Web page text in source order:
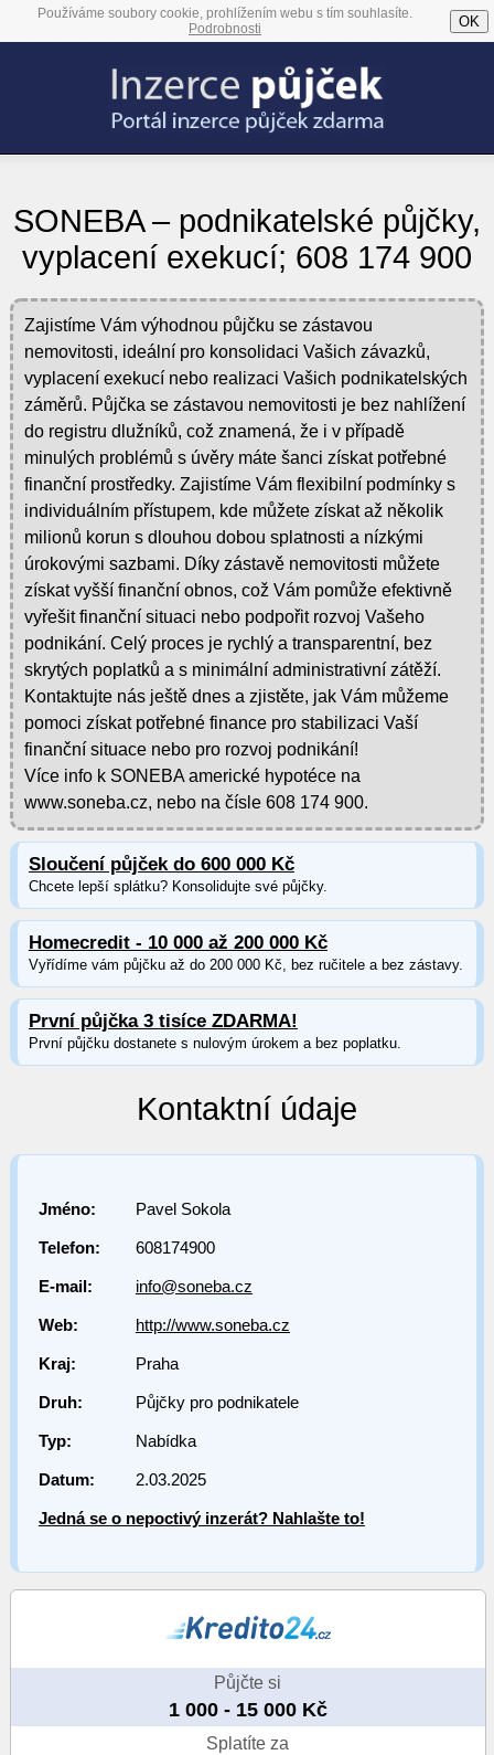
Používáme soubory cookie, prohlížením webu s tím souhlasíte.
Podrobnosti
OK
SONEBA – podnikatelské půjčky,
vyplacení exekucí; 608 174 900
Zajistíme Vám výhodnou půjčku se zástavou
nemovitosti, ideální pro konsolidaci Vašich závazků,
vyplacení exekucí nebo realizaci Vašich podnikatelských
záměrů. Půjčka se zástavou nemovitosti je bez nahlížení
do registru dlužníků, což znamená, že i v případě
minulých problémů s úvěry máte šanci získat potřebné
finanční prostředky. Zajistíme Vám flexibilní podmínky s
individuálním přístupem, kde můžete získat až několik
milionů korun s dlouhou dobou splatnosti a nízkými
úrokovými sazbami. Díky zástavě nemovitosti můžete
získat vyšší finanční obnos, což Vám pomůže efektivně
vyřešit finanční situaci nebo podpořit rozvoj Vašeho
podnikání. Celý proces je rychlý a transparentní, bez
skrytých poplatků a s minimální administrativní zátěží.
Kontaktujte nás ještě dnes a zjistěte, jak Vám můžeme
pomoci získat potřebné finance pro stabilizaci Vaší
finanční situace nebo pro rozvoj podnikání!
Více info k SONEBA americké hypotéce na
www.soneba.cz, nebo na čísle 608 174 900.
Sloučení půjček do 600 000 Kč
Chcete lepší splátku? Konsolidujte své půjčky.
Homecredit - 10 000 až 200 000 Kč
Vyřídíme vám půjčku až do 200 000 Kč, bez ručitele a bez zástavy.
První půjčka 3 tisíce ZDARMA!
První půjčku dostanete s nulovým úrokem a bez poplatku.
Kontaktní údaje
Jméno: Pavel Sokola
Telefon: 608174900
E-mail: info@soneba.cz
Web: http://www.soneba.cz
Kraj: Praha
Druh: Půjčky pro podnikatele
Typ: Nabídka
Datum: 2.03.2025
Jedná se o nepoctivý inzerát? Nahlašte to!
Půjčte si
1 000 - 15 000 Kč
Splatíte za